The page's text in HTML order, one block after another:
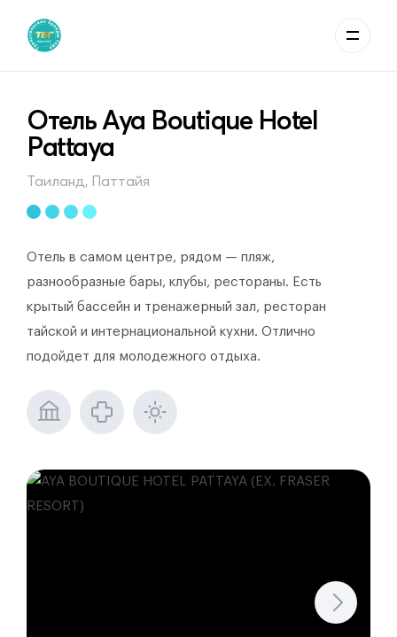
Отель Aya Boutique Hotel
Pattaya
Таиланд, Паттайя
Отель в самом центре, рядом — пляж,
разнообразные бары, клубы, рестораны. Есть
крытый бассейн и тренажерный зал, ресторан
тайской и интернациональной кухни. Отлично
подойдет для молодежного отдыха.